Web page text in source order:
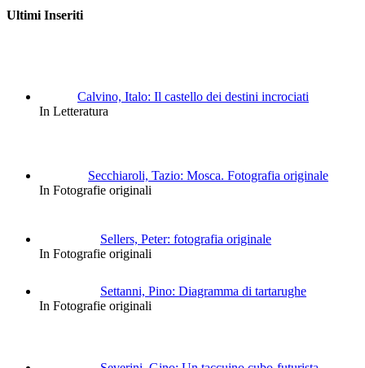
Ultimi Inseriti
Calvino, Italo: Il castello dei destini incrociati
In Letteratura
Secchiaroli, Tazio: Mosca. Fotografia originale
In Fotografie originali
Sellers, Peter: fotografia originale
In Fotografie originali
Settanni, Pino: Diagramma di tartarughe
In Fotografie originali